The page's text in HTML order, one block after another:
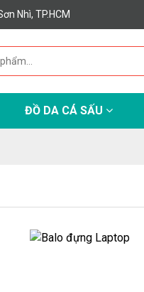
Nhì, TP.HCM
ĐỒ DA CÁ SẤU